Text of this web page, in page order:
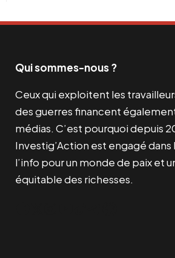
Qui sommes-nous ?
Ceux qui exploitent les
des guerres financent
médias. C’est pourquoi depuis
Investig’Action est engagé dans
l’info pour un monde de paix et
équitable des richesses.